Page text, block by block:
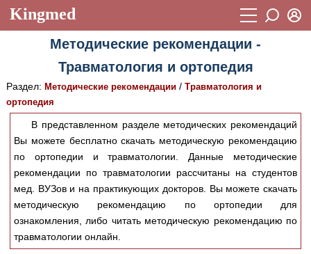
Kingmed
Учебный материал
Видеогалерея 899
Фотогалерея
Истории болезней 1268
Лекции и презентации 2474
Аккредитационные тесты
Методические рекомендации 1050
Научно-популярное
Пароль
Восстановить пароль
Регистрация
Вход
Методические рекомендации -
Травматология и ортопедия
Раздел: Методические рекомендации/ Травматология и
ортопедия
В представленном разделе методических рекомендаций
Вы можете бесплатно скачать методическую рекомендацию
по ортопедии и травматологии. Данные методические
рекомендации по травматологии рассчитаны на студентов
мед. ВУЗов и на практикующих докторов. Вы можете скачать
методическую рекомендацию по ортопедии для
ознакомления, либо читать методическую рекомендацию по
травматологии онлайн.